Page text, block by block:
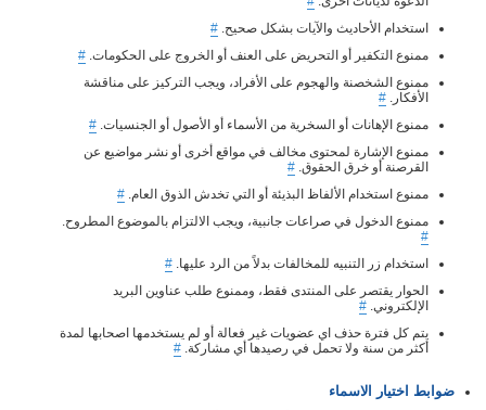
استخدام الأحاديث والآيات بشكل صحيح. #
ممنوع التكفير أو التحريض على العنف أو الخروج على الحكومات. #
ممنوع الشخصنة والهجوم على الأفراد، ويجب التركيز على مناقشة
الأفكار. #
ممنوع الإهانات أو السخرية من الأسماء أو الأصول أو الجنسيات. #
ممنوع الإشارة لمحتوى مخالف في مواقع أخرى أو نشر مواضيع عن
القرصنة أو خرق الحقوق. #
ممنوع استخدام الألفاظ البذيئة أو التي تخدش الذوق العام. #
ممنوع الدخول في صراعات جانبية، ويجب الالتزام بالموضوع المطروح.
#
استخدام زر التنبيه للمخالفات بدلاً من الرد عليها. #
الحوار يقتصر على المنتدى فقط، وممنوع طلب عناوين البريد
الإلكتروني. #
يتم كل فترة حذف اي عضويات غير فعالة أو لم يستخدمها اصحابها لمدة
أكثر من سنة ولا تحمل في رصيدها أي مشاركة. #
ضوابط اختيار الاسماء